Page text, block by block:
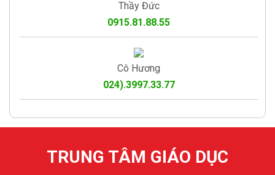
Thầy Đức
0915.81.88.55
Cô Hương
024).3997.33.77
TRUNG TÂM GIÁO DỤC